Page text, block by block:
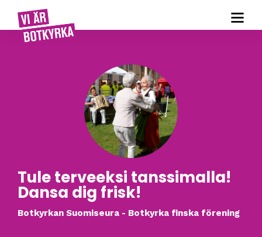
Tule terveeksi tanssimalla!
Dansa dig frisk!
Botkyrkan Suomiseura - Botkyrka finska förening